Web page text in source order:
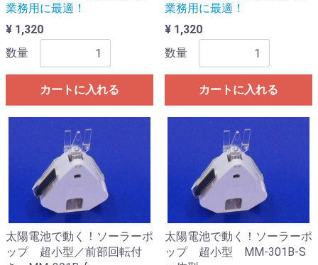
業務用に最適！
¥ 1,320
数量
カートに入れる
業務用に最適！
¥ 1,320
数量
カートに入れる
太陽電池で動く！ソーラーポ
ップ 超小型／前部回転付
太陽電池で動く！ソーラーポ
ップ 超小型 MM-301B-S